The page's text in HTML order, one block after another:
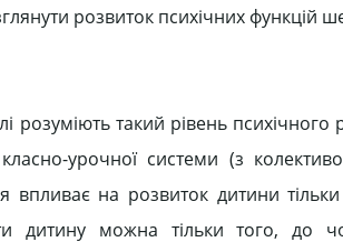
розвиток психічних функцій
розуміють такий рівень
урочної системи (з
на розвиток дитини тільки
дитину можна тільки того, до